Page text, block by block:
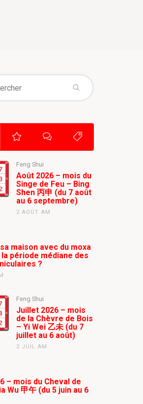
Feng Shui
Août 2026 – mois du
Singe de Feu – Bing
Shen 丙申 (du 7 août
au 6 septembre)
2 AOÛT AM
maison avec du moxa
période médiane des
?
Feng Shui
Juillet 2026 – mois
de la Chèvre de Bois
– Yi Wei 乙未 (du 7
juillet au 6 août)
2 JUIL AM
– mois du Cheval de
Wu 甲午 (du 5 juin au 6